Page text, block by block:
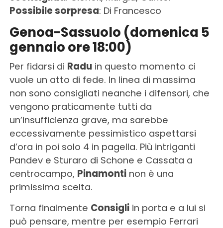
Possibile sorpresa: Di Francesco
Genoa-Sassuolo (domenica 5
gennaio ore 18:00)
Per fidarsi di Raduin questo momento ci
vuole un atto di fede. In linea di massima
non sono consigliati neanche i difensori, che
vengono praticamente tutti da
un’insufficienza grave, ma sarebbe
eccessivamente pessimistico aspettarsi
d’ora in poi solo 4 in pagella. Più intriganti
Pandev e Sturaro di Schone e Cassata a
centrocampo, Pinamontinon è una
primissima scelta.
Torna finalmente Consigliin porta e a lui si
può pensare, mentre per esempio Ferrari